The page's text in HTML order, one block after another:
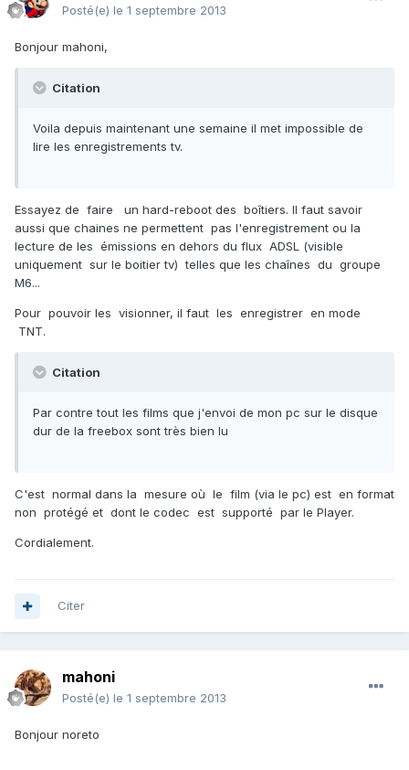
Posté(e) le 1 septembre 2013
Bonjour mahoni,
Citation
Voila depuis maintenant une semaine il met impossible de
lire les enregistrements tv.
Essayez de faire un hard-reboot des boîtiers. Il faut savoir
aussi que chaines ne permettent pas l'enregistrement ou la
lecture de les émissions en dehors du flux ADSL (visible
uniquement sur le boitier tv) telles que les chaînes du groupe
M6...
Pour pouvoir les visionner, il faut les enregistrer en mode
TNT.
Citation
Par contre tout les films que j'envoi de mon pc sur le disque
dur de la freebox sont très bien lu
C'est normal dans la mesure où le film (via le pc) est en format
non protégé et dont le codec est supporté par le Player.
Cordialement.
Citer
mahoni
Posté(e) le 1 septembre 2013
Bonjour noreto